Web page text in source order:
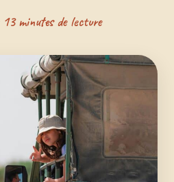
minutes de lecture